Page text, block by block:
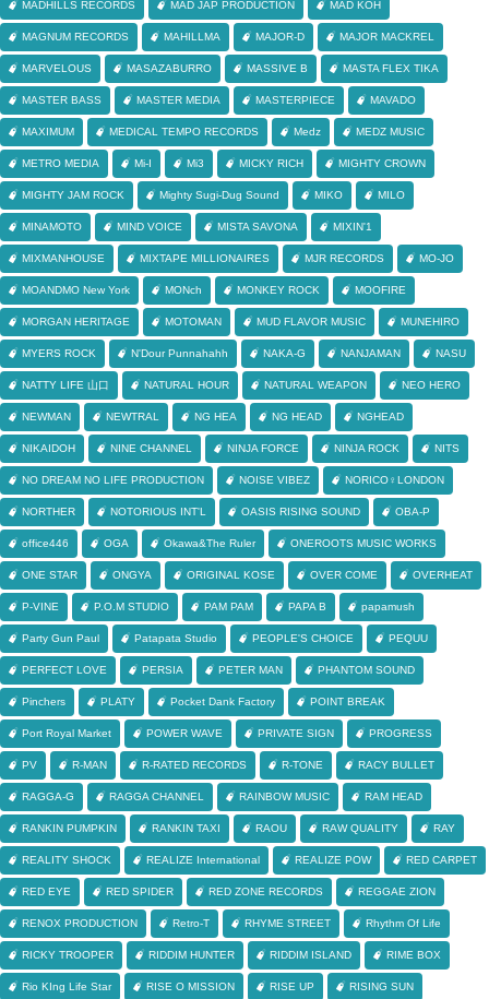
MADHILLS RECORDS MAD JAP PRODUCTION MAD KOH
MAGNUM RECORDS MAHILLMA MAJOR-D MAJOR MACKREL
MARVELOUS MASAZABURRO MASSIVE B MASTA FLEX TIKA
MASTER BASS MASTER MEDIA MASTERPIECE MAVADO
MAXIMUM MEDICAL TEMPO RECORDS Medz MEDZ MUSIC
METRO MEDIA Mi-I Mi3 MICKY RICH MIGHTY CROWN
MIGHTY JAM ROCK Mighty Sugi-Dug Sound MIKO MILO
MINAMOTO MIND VOICE MISTA SAVONA MIXIN'1
MIXMANHOUSE MIXTAPE MILLIONAIRES MJR RECORDS MO-JO
MOANDMO New York MONch MONKEY ROCK MOOFIRE
MORGAN HERITAGE MOTOMAN MUD FLAVOR MUSIC MUNEHIRO
MYERS ROCK N'Dour Punnahahh NAKA-G NANJAMAN NASU
NATTY LIFE 山口 NATURAL HOUR NATURAL WEAPON NEO HERO
NEWMAN NEWTRAL NG HEA NG HEAD NGHEAD
NIKAIDOH NINE CHANNEL NINJA FORCE NINJA ROCK NITS
NO DREAM NO LIFE PRODUCTION NOISE VIBEZ NORICO♀LONDON
NORTHER NOTORIOUS INT'L OASIS RISING SOUND OBA-P
office446 OGA Okawa&The Ruler ONEROOTS MUSIC WORKS
ONE STAR ONGYA ORIGINAL KOSE OVER COME OVERHEAT
P-VINE P.O.M STUDIO PAM PAM PAPA B papamush
Party Gun Paul Patapata Studio PEOPLE'S CHOICE PEQUU
PERFECT LOVE PERSIA PETER MAN PHANTOM SOUND
Pinchers PLATY Pocket Dank Factory POINT BREAK
Port Royal Market POWER WAVE PRIVATE SIGN PROGRESS
PV R-MAN R-RATED RECORDS R-TONE RACY BULLET
RAGGA-G RAGGA CHANNEL RAINBOW MUSIC RAM HEAD
RANKIN PUMPKIN RANKIN TAXI RAOU RAW QUALITY RAY
REALITY SHOCK REALIZE International REALIZE POW RED CARPET
RED EYE RED SPIDER RED ZONE RECORDS REGGAE ZION
RENOX PRODUCTION Retro-T RHYME STREET Rhythm Of Life
RICKY TROOPER RIDDIM HUNTER RIDDIM ISLAND RIME BOX
Rio KIng Life Star RISE O MISSION RISE UP RISING SUN